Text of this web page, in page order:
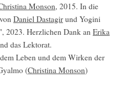
Monson, 2015. In die
Daniel Dastagir und Yogini
2023. Herzlichen Dank an Erika
das Lektorat.
Leben und dem Wirken der
(Christina Monson)